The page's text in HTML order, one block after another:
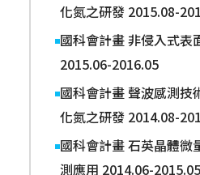
化氮之研發 2015.08-
國科會計畫 非侵入式表
2015.06-2016.05
國科會計畫 聲波感測技
化氮之研發 2014.08-
國科會計畫 石英晶體微
測應用 2014.06-2015.05